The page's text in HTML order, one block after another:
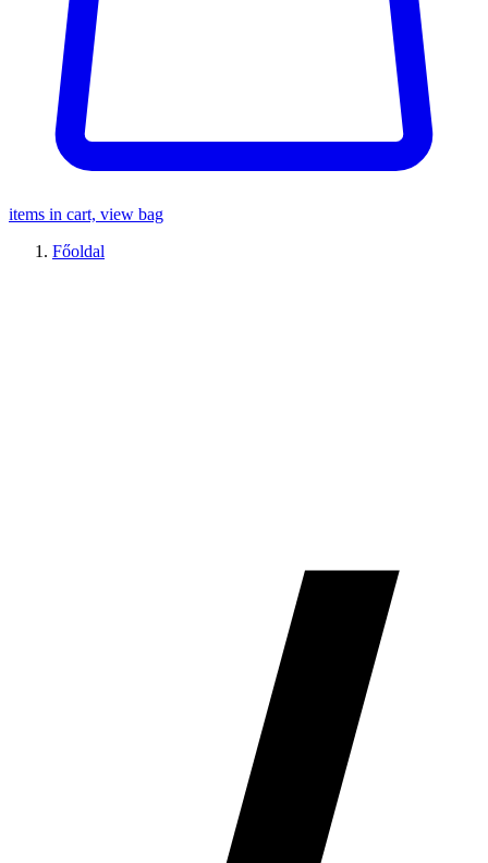
items in cart, view bag
Főoldal